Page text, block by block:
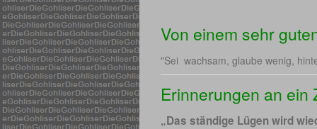
Von einem sehr
"Sei wachsam, glaube wenig,
Erinnerungen an ein
„Das ständige Lügen wird